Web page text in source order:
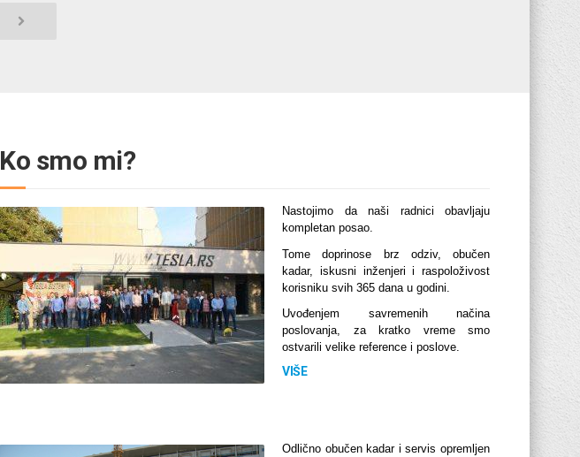
Ko smo mi?
Nastojimo da naši radnici obavljaju
kompletan posao.
Tome doprinose brz odziv, obučen
kadar, iskusni inženjeri i raspoloživost
korisniku svih 365 dana u godini.
Uvođenjem savremenih načina
poslovanja, za kratko vreme smo
ostvarili velike reference i poslove.
VIŠE
Odlično obučen kadar i servis opremljen